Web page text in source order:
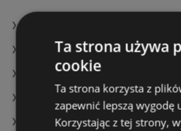
Oferty Biedronka
Oferty E.Leclerc
Aktualne gazetki Auchan
Aktualne gazetki Dino
Ta strona używa
cookie
Ta strona korzysta z
zapewnić lepszą wygodę
Korzystając z tej strony,